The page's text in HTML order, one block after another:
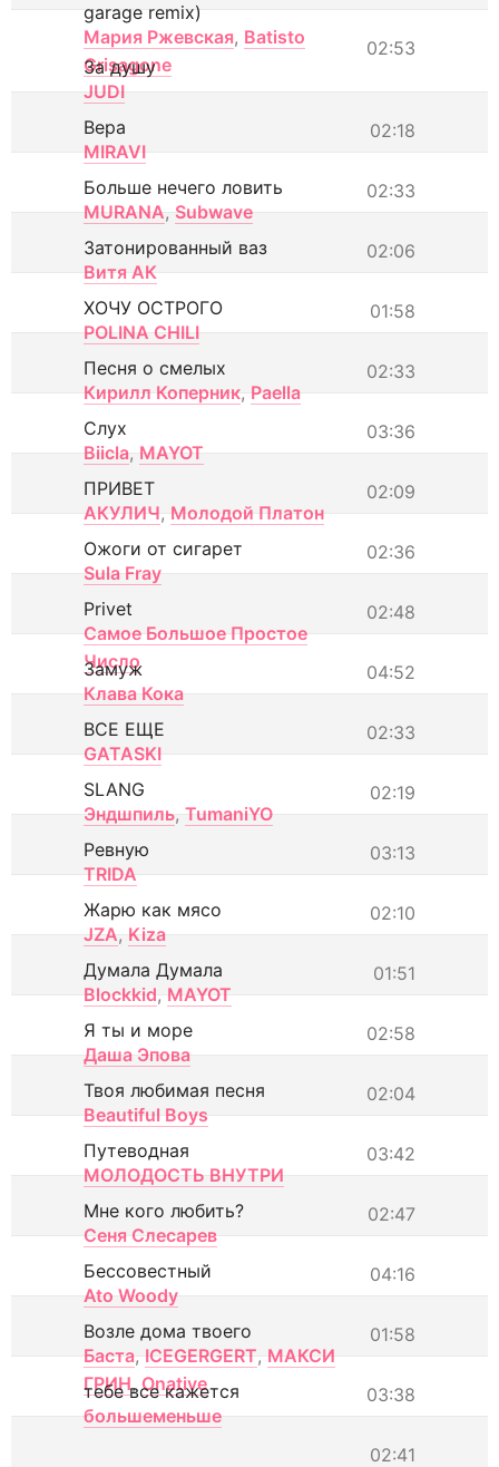
garage remix)
Мария Ржевская, Batisto
Grisagone
02:53
За душу
JUDI
02:18
Вера
MIRAVI
02:33
Больше нечего ловить
MURANA, Subwave
02:06
Затонированный ваз
Витя АК
01:58
ХОЧУ ОСТРОГО
POLINA CHILI
02:33
Песня о смелых
Кирилл Коперник, Paella
03:36
Слух
Biicla, MAYOT
02:09
ПРИВЕТ
АКУЛИЧ, Молодой Платон
02:36
Ожоги от сигарет
Sula Fray
02:48
Privet
Самое Большое Простое
Число
04:52
Замуж
Клава Кока
02:33
ВСЕ ЕЩЕ
GATASKI
02:19
SLANG
Эндшпиль, TumaniYO
03:13
Ревную
TRIDA
02:10
Жарю как мясо
JZA, Kiza
01:51
Думала Думала
Blockkid, MAYOT
02:58
Я ты и море
Даша Эпова
02:04
Твоя любимая песня
Beautiful Boys
03:42
Путеводная
МОЛОДОСТЬ ВНУТРИ
02:47
Мне кого любить?
Сеня Слесарев
04:16
Бессовестный
Ato Woody
01:58
Возле дома твоего
Баста, ICEGERGERT, МАКСИ
ГРИН, Onative 03:38
тебе все кажется
большеменьше
02:41